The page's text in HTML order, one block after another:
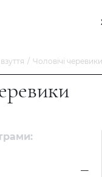
Чоловічі черевики